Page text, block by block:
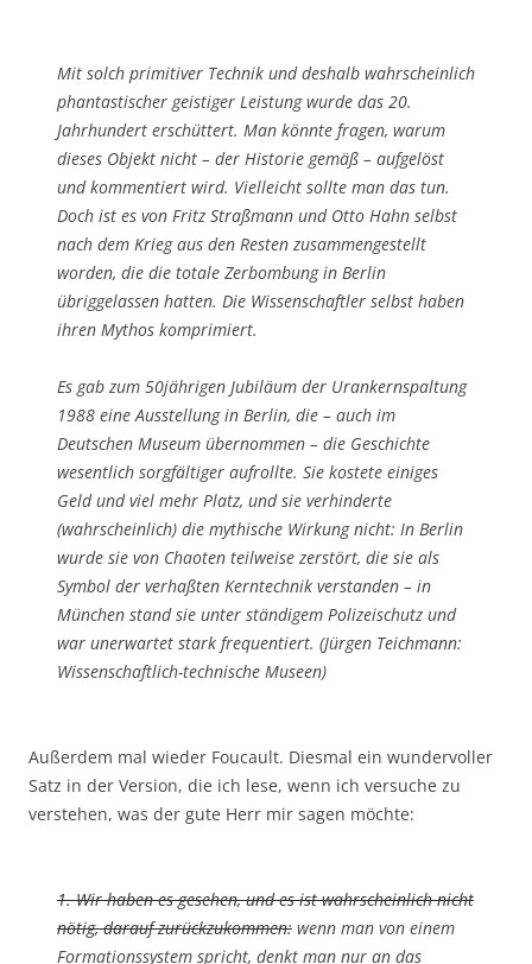
Mit solch primitiver Technik und deshalb wahrscheinlich
phantastischer geistiger Leistung wurde das 20.
Jahrhundert erschüttert. Man könnte fragen, warum
dieses Objekt nicht – der Historie gemäß – aufgelöst
und kommentiert wird. Vielleicht sollte man das tun.
Doch ist es von Fritz Straßmann und Otto Hahn selbst
nach dem Krieg aus den Resten zusammengestellt
worden, die die totale Zerbombung in Berlin
übriggelassen hatten. Die Wissenschaftler selbst haben
ihren Mythos komprimiert.
Es gab zum 50jährigen Jubiläum der Urankernspaltung
1988 eine Ausstellung in Berlin, die – auch im
Deutschen Museum übernommen – die Geschichte
wesentlich sorgfältiger aufrollte. Sie kostete einiges
Geld und viel mehr Platz, und sie verhinderte
(wahrscheinlich) die mythische Wirkung nicht: In Berlin
wurde sie von Chaoten teilweise zerstört, die sie als
Symbol der verhaßten Kerntechnik verstanden – in
München stand sie unter ständigem Polizeischutz und
war unerwartet stark frequentiert. (Jürgen Teichmann:
Wissenschaftlich-technische Museen)
Außerdem mal wieder Foucault. Diesmal ein wundervoller
Satz in der Version, die ich lese, wenn ich versuche zu
verstehen, was der gute Herr mir sagen möchte:
1. Wir haben es gesehen, und es ist wahrscheinlich nicht
nötig, darauf zurückzukommen: wenn man von einem
Formationssystem spricht, denkt man nur an das